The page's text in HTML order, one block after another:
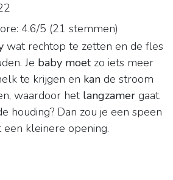
4.6/5 (21 stemmen)
wat rechtop te zetten en de fles
Je baby moetzo iets meer
te krijgen en kan de stroom
waardoor het langzamer gaat.
houding? Dan zou je een speen
kleinere opening.